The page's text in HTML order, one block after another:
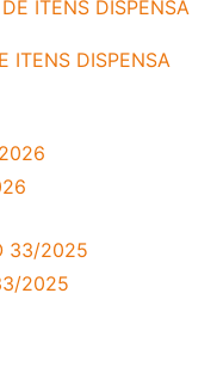
ITENS DISPENSA
2025